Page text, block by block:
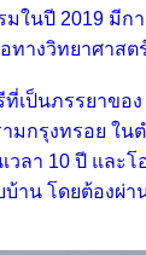
ในปี 2019 มีกา
ทางวิทยาศาสต
เป็นภรรยาของ
มกรุงทรอย ใน
วลา 10 ปี และโ
บ้าน โดยต้องผ่